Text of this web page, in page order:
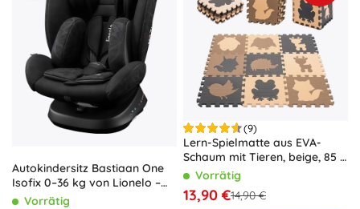
Autokindersitz Bastiaan One
Isofix 0–36 kg von Lionelo –
Black Onyx
Vorrätig
(9)
Lern-Spielmatte aus EVA-
Schaum mit Tieren, beige, 85 ×
85 cm, 9 Teile
Vorrätig
13,90 €14,90 €